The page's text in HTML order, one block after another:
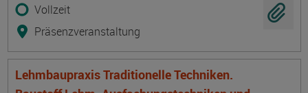
Vollzeit
Präsenzveranstaltung
Lehmbaupraxis Traditionelle Techniken.